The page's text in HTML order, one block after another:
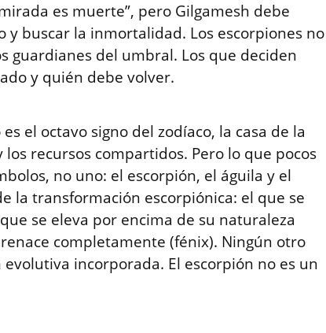
es muerte”, pero Gilgamesh debe
buscar la inmortalidad. Los escorpiones no
guardianes del umbral. Los que deciden
y quién debe volver.
el octavo signo del zodíaco, la casa de la
recursos compartidos. Pero lo que pocos
no uno: el escorpión, el águila y el
la transformación escorpiónica: el que se
se eleva por encima de su naturaleza
completamente (fénix). Ningún otro
incorporada. El escorpión no es un